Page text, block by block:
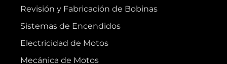
Revisión y Fabricación de Bobinas
Sistemas de Encendidos
Electricidad de Motos
Mecánica de Motos